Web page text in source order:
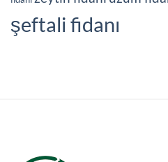
şeftali fidanı